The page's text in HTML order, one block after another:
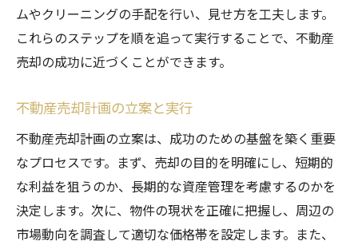
ムやクリーニングの手配を行い、見せ方を工夫します。
これらのステップを順を追って実行することで、不動産
売却の成功に近づくことができます。
不動産売却計画の立案と実行
不動産売却計画の立案は、成功のための基盤を築く重要
なプロセスです。まず、売却の目的を明確にし、短期的
な利益を狙うのか、長期的な資産管理を考慮するのかを
決定します。次に、物件の現状を正確に把握し、周辺の
市場動向を調査して適切な価格帯を設定します。また、